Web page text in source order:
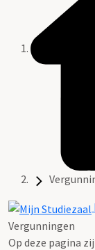
Vergunningen
Op deze pagina